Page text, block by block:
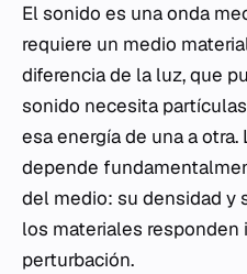
El sonido es una onda
requiere un medio
diferencia de la luz, que
sonido necesita
esa energía de una a
depende
del medio: su densidad y
los materiales responden
perturbación.